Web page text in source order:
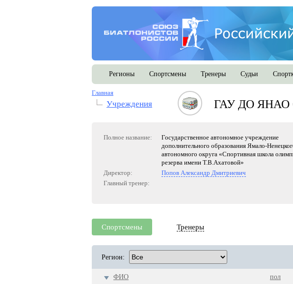
Регионы Спортсмены Тренеры Судьи
Главная
Учреждения ГАУ ДО ЯНАО
Полное название:
Государственное автономное учреждение
дополнительного образования Ямало-
автономного округа «Спортивная школа
резерва имени Т.В.Ахатовой»
Директор:
Попов Александр Дмитриевич
Главный тренер:
Спортсмены Тренеры
Регион:
ФИО пол